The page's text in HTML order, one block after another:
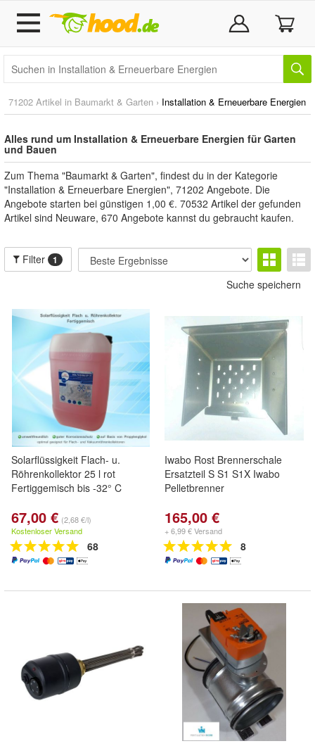
71202 Artikel in Baumarkt & Garten › Installation & Erneuerbare Energien
Alles rund um Installation & Erneuerbare Energien für Garten
und Bauen
Zum Thema "Baumarkt & Garten", findest du in der Kategorie
"Installation & Erneuerbare Energien", 71202 Angebote. Die
Angebote starten bei günstigen 1,00 €. 70532 Artikel der gefunden
Artikel sind Neuware, 670 Angebote kannst du gebraucht kaufen.
Filter 1
Suche speichern
Solarflüssigkeit Flach- u.
Röhrenkollektor 25 l rot
Fertiggemisch bis -32° C
67,00 € (2,68 €/l)
Kostenloser Versand
68
Iwabo Rost Brennerschale
Ersatzteil S S1 S1X Iwabo
Pelletbrenner
165,00 €
+ 6,99 € Versand
8